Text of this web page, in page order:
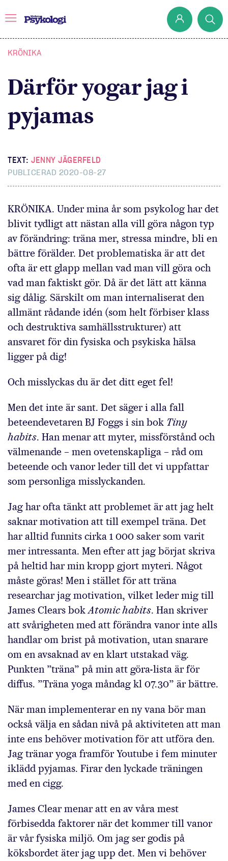
Prenumerera
Det har jag lärt mig
Klassiska experiment
Hjärnan
Intervju
KRÖNIKA
Därför yogar jag i
pyjamas
TEXT: JENNY JÄGERFELD
PUBLICERAD 2020-08-27
KRÖNIKA. Under mina år som psykolog har det
blivit tydligt att nästan alla vill göra någon typ
av förändring: träna mer, stressa mindre, bli en
bättre förälder. Det problematiska är att det
ofta är ett glapp mellan vad man vill göra och
vad man faktiskt gör. Då är det lätt att känna
sig dålig. Särskilt om man internaliserat den
allmänt rådande idén (som helt förbiser klass
och destruktiva samhällsstrukturer) att
ansvaret för din fysiska och psykiska hälsa
ligger på dig!
Och misslyckas du är det ditt eget fel!
Men det inte är sant. Det säger i alla fall
beteendevetaren BJ Foggs i sin bok Tiny
habits. Han menar att myter, missförstånd och
välmenande – men ovetenskapliga – råd om
beteende och vanor leder till det vi uppfattar
som personliga misslyckanden.
Jag har ofta tänkt att problemet är att jag helt
saknar motivation att till exempel träna. Det
har alltid funnits cirka 1 000 saker som varit
mer intressanta. Men efter att jag börjat skriva
på heltid har min kropp gjort myteri. Något
måste göras! Men i stället för att träna
researchar jag motivation, vilket leder mig till
James Clears bokAtomic habits. Han skriver
att svårigheten med att förändra vanor inte alls
handlar om brist på motivation, utan snarare
om en avsaknad av en klart utstakad väg.
Punkten ”träna” på min att göra-lista är för
diffus. ”Träna yoga måndag kl 07.30” är bättre.
När man implementerar en ny vana bör man
också välja en sådan nivå på aktiviteten att man
inte ens behöver motivation för att utföra den.
Jag tränar yoga framför Youtube i fem minuter
iklädd pyjamas. Firar den lyckade träningen
med en cigg.
James Clear menar att en av våra mest
förbisedda faktorer när det kommer till vanor
är vår fysiska miljö. Om jag ser godis på
köksbordet äter jag upp det. Men vi behöver